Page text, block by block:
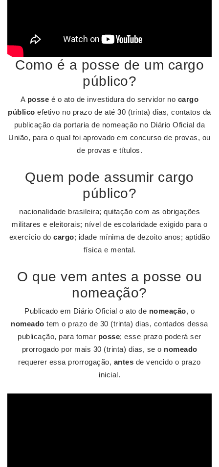
Como é a posse de um cargo
público?
A posse é o ato de investidura do servidor no cargo
público efetivo no prazo de até 30 (trinta) dias, contatos da
publicação da portaria de nomeação no Diário Oficial da
União, para o qual foi aprovado em concurso de provas, ou
de provas e títulos.
Quem pode assumir cargo
público?
nacionalidade brasileira; quitação com as obrigações
militares e eleitorais; nível de escolaridade exigido para o
exercício docargo; idade mínima de dezoito anos; aptidão
física e mental.
O que vem antes a posse ou
nomeação?
Publicado em Diário Oficial o ato de nomeação, o
nomeado tem o prazo de 30 (trinta) dias, contados dessa
publicação, para tomar posse; esse prazo poderá ser
prorrogado por mais 30 (trinta) dias, se o nomeado
requerer essa prorrogação, antes de vencido o prazo
inicial.